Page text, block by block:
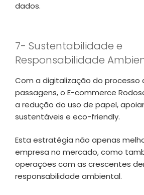
dados.
7- Sustentabilidade e
Responsabilidade
Com a digitalização do processo
passagens, o E-commerce
a redução do uso de papel,
sustentáveis e eco-friendly.
Esta estratégia não apenas
empresa no mercado, como
operações com as crescentes
responsabilidade ambiental.